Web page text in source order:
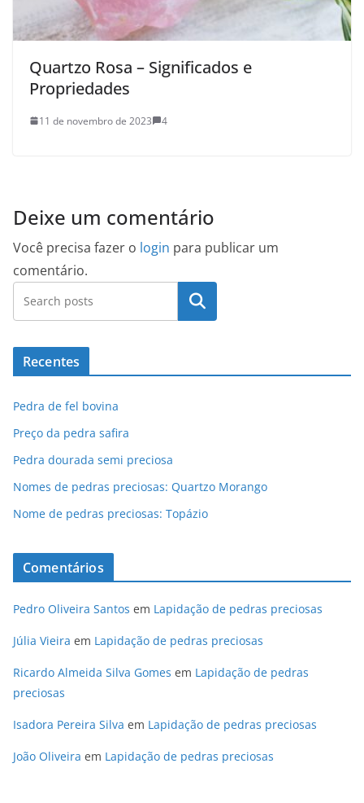
Quartzo Rosa – Significados e
Propriedades
11 de novembro de 2023 4
Deixe um comentário
Você precisa fazer o login para publicar um
comentário.
Pesquisar
Recentes
Pedra de fel bovina
Preço da pedra safira
Pedra dourada semi preciosa
Nomes de pedras preciosas: Quartzo Morango
Nome de pedras preciosas: Topázio
Comentários
Pedro Oliveira Santos em Lapidação de pedras preciosas
Júlia Vieira em Lapidação de pedras preciosas
Ricardo Almeida Silva Gomes em Lapidação de pedras
preciosas
Isadora Pereira Silva em Lapidação de pedras preciosas
João Oliveira em Lapidação de pedras preciosas